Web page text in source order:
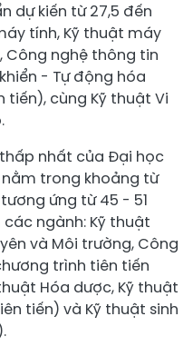
dự kiến từ 27,5 đến
tính, Kỹ thuật máy
Công nghệ thông tin
- Tự động hóa
cùng Kỹ thuật Vi
nhất của Đại học
nằm trong khoảng từ
ứng từ 45 - 51
ngành: Kỹ thuật
và Môi trường, Công
trình tiên tiến
Hóa dược, Kỹ thuật
tiến) và Kỹ thuật sinh